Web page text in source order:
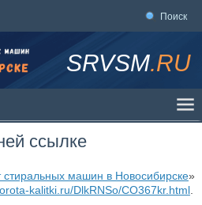
Поиск
SRVSM.RU
ссылке
стиральных машин в Новосибирске»
kalitki.ru/DlkRNSo/CO367kr.html.